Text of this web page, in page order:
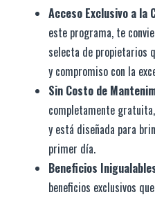
Acceso Exclusivo a la
este programa, te
selecta de propietarios
y compromiso con la
Sin Costo de
completamente
y está diseñada para
primer día.
Beneficios
beneficios exclusivos